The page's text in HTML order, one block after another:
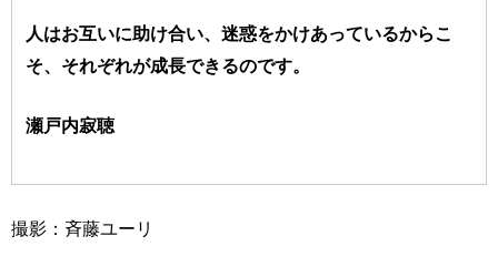
人はお互いに助け合い、迷惑をかけあっているからこ
そ、それぞれが成長できるのです。
瀬戸内寂聴
撮影：斉藤ユーリ